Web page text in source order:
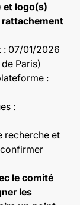
et logo(s)
rattachement
: 07/01/2026
Paris)
:
:
recherche et
le comité
les